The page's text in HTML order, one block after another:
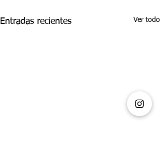
Entradas recientes Ver todo